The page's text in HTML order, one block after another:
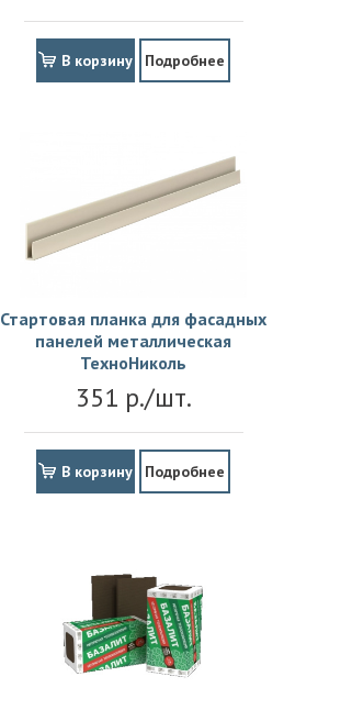
В корзину Подробнее
Стартовая планка для фасадных
панелей металлическая
ТехноНиколь
351 р./шт.
В корзину Подробнее